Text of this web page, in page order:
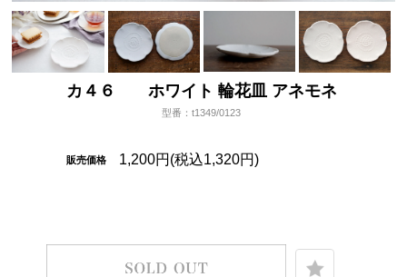
カ４６ ホワイト 輪花皿 アネモネ
型番：t1349/0123
販売価格 1,200円(税込1,320円)